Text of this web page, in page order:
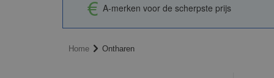
A-merken voor de scherpste prijs
Home Ontharen